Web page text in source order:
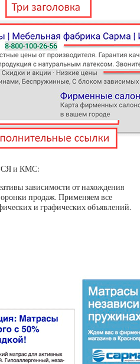
РСЯ и КМС:
зависимости от нахождения
продаж. Применяем все
и графических объявлений.